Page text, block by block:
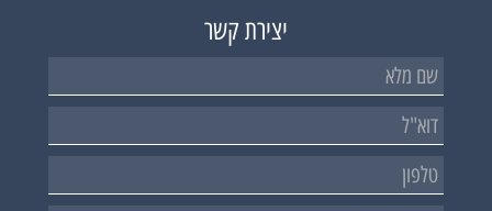
יצירת קשר